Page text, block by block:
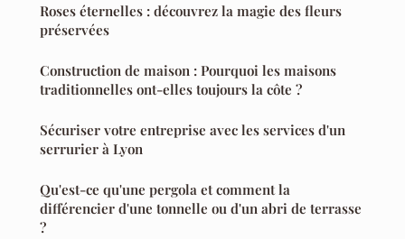
Roses éternelles : découvrez la magie des fleurs
préservées
Construction de maison : Pourquoi les maisons
traditionnelles ont-elles toujours la côte ?
Sécuriser votre entreprise avec les services d'un
serrurier à Lyon
Qu'est-ce qu'une pergola et comment la
différencier d'une tonnelle ou d'un abri de terrasse
?